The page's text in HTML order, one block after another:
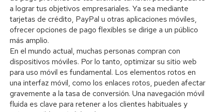
a lograr tus objetivos empresariales. Ya sea mediante
tarjetas de crédito, PayPal u otras aplicaciones móviles,
ofrecer opciones de pago flexibles se dirige a un público
más amplio.
En el mundo actual, muchas personas compran con
dispositivos móviles. Por lo tanto, optimizar su sitio web
para uso móvil es fundamental. Los elementos rotos en
una interfaz móvil, como los enlaces rotos, pueden afectar
gravemente a la tasa de conversión. Una navegación móvil
fluida es clave para retener a los clientes habituales y